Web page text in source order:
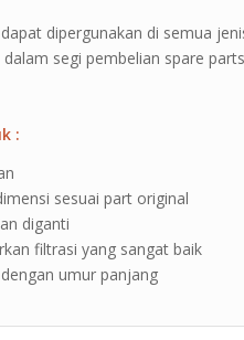
dipergunakan di semua
segi pembelian spare
:
sesuai part original
diganti
filtrasi yang sangat baik
umur panjang